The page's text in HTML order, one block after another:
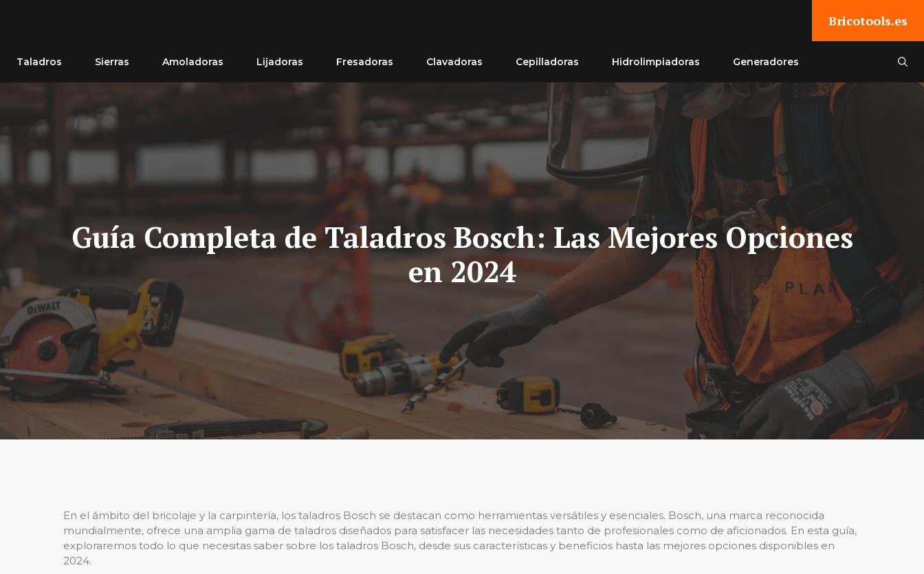
Bricotools.es
Taladros Sierras Amoladoras Lijadoras Fresadoras Clavadoras Cepilladoras Hidrolimpiadoras Generadores
Guía Completa de Taladros Bosch: Las Mejores Opciones
en 2024
En el ámbito del bricolaje y la carpintería, los taladros Bosch se destacan como herramientas versátiles y esenciales. Bosch, una marca reconocida
mundialmente, ofrece una amplia gama de taladros diseñados para satisfacer las necesidades tanto de profesionales como de aficionados. En esta guía,
exploraremos todo lo que necesitas saber sobre los taladros Bosch, desde sus características y beneficios hasta las mejores opciones disponibles en
2024.